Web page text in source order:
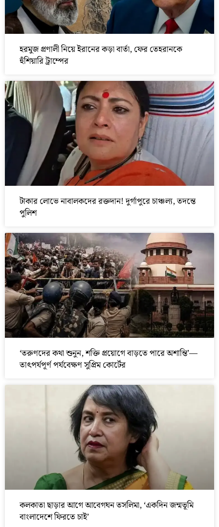
হরমুজ প্রণালী নিয়ে ইরানের কড়া বার্তা, ফের তেহরানকে
হুঁশিয়ারি ট্রাম্পের
টাকার লোভে নাবালকদের রক্তদান! দুর্গাপুরে চাঞ্চল্য, তদন্তে
পুলিশ
‘তরুণদের কথা শুনুন, শক্তি প্রয়োগে বাড়তে পারে অশান্তি’—
তাৎপর্যপূর্ণ পর্যবেক্ষণ সুপ্রিম কোর্টের
কলকাতা ছাড়ার আগে আবেগঘন তসলিমা, ‘একদিন জন্মভূমি
বাংলাদেশে ফিরতে চাই’